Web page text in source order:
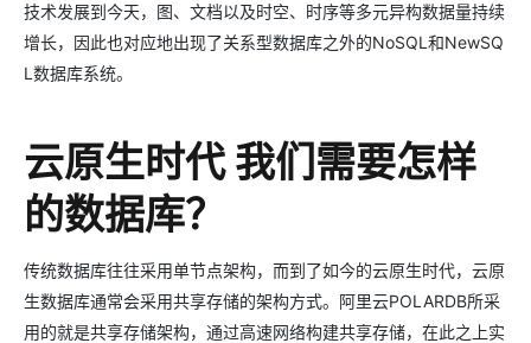
技术发展到今天，图、文档以及时空、时序等多元异构数据量持续
增长，因此也对应地出现了关系型数据库之外的NoSQL和NewSQ
L数据库系统。
云原生时代 我们需要怎样
的数据库？
传统数据库往往采用单节点架构，而到了如今的云原生时代，云原
生数据库通常会采用共享存储的架构方式。阿里云POLARDB所采
用的就是共享存储架构，通过高速网络构建共享存储，在此之上实